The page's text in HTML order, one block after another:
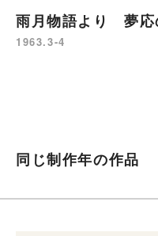
雨月物語より 夢応
1963.3-4
同じ制作年の作品